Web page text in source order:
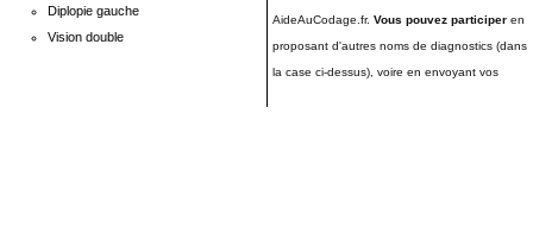
Diplopie gauche
Vision double
AideAuCodage.fr. Vous pouvez participer en
proposant d'autres noms de diagnostics (dans
la case ci-dessus), voire en envoyant vos